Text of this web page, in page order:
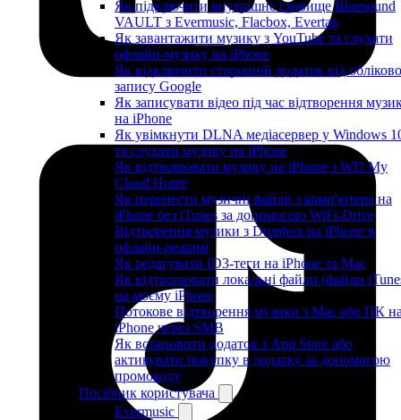
Як підключити внутрішнє сховище Bluesound
VAULT з Evermusic, Flacbox, Evertag
Як завантажити музику з YouTube та слухати
офлайн-музику на iPhone
Як відключити сторонній додаток від
запису Google
Як записувати відео під час відтворення
на iPhone
Як увімкнути DLNA медіасервер у Windows
та слухати музику на iPhone
Як відтворювати музику на iPhone з WD My
Cloud Home
Як перенести музичні файли з комп'ютера на
iPhone без iTunes за допомогою WiFi-Drive
Відтворення музики з Dropbox на iPhone в
офлайн-режимі
Як редагувати ID3-теги на iPhone та Mac
Як відтворювати локальні файли (файли
на моєму iPhone
Потокове відтворення музики з Mac або ПК
iPhone через SMB
Як встановити додаток з App Store або
активувати покупку в додатку за допомогою
промокоду
Посібник користувача
Evermusic